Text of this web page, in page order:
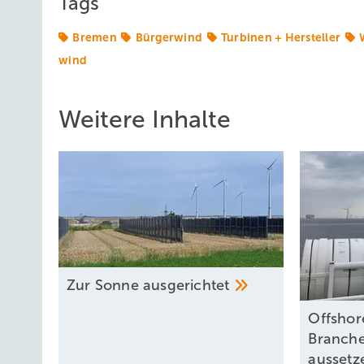
Bremen Bürgerwind Turbinen + Hersteller
wind
Weitere Inhalte
Zur Sonne ausgerichtet